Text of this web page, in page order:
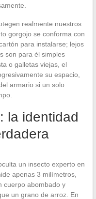
realmente nuestros
gorgojo se conforma con
para instalarse; lejos
son para él simples
o galletas viejas, el
su espacio,
armario si un solo
la identidad
un insecto experto en
apenas 3 milímetros,
cuerpo abombado y
un grano de arroz. En